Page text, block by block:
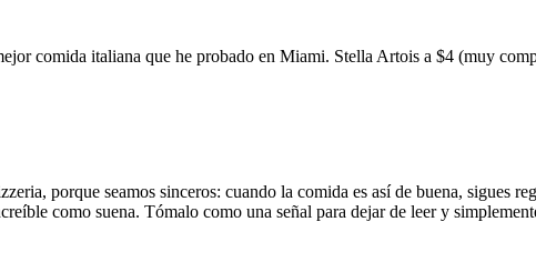
comida italiana que he probado en Miami. Stella Artois a $4 (muy
porque seamos sinceros: cuando la comida es así de buena, sigues
como suena. Tómalo como una señal para dejar de leer y